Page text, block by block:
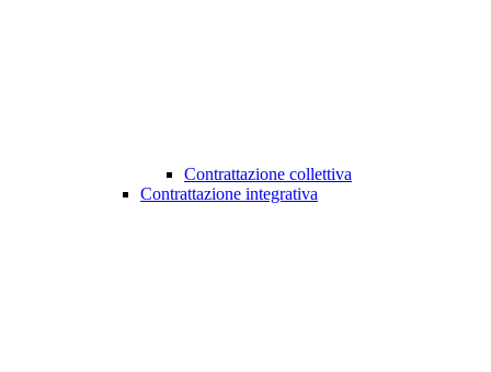
Contrattazione collettiva
Contrattazione integrativa